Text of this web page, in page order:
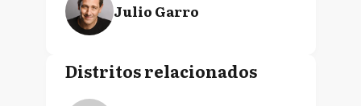
Julio Garro
Distritos relacionados